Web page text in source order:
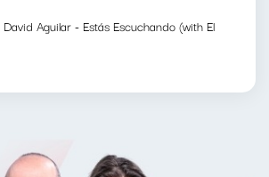
Aguilar - Estás Escuchando (with El